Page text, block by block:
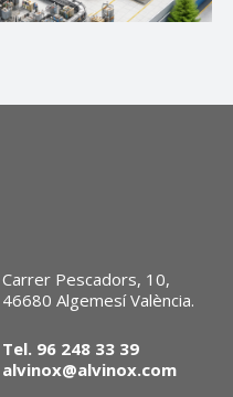
Carrer Pescadors, 10,
46680 Algemesí València.
Tel. 96 248 33 39
alvinox@alvinox.com